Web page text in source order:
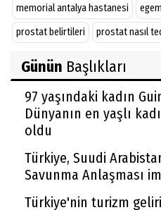
memorial antalya hastanesi
prostat belirtileri
prostat nasıl
Günün Başlıkları
97 yaşındaki kadın
Dünyanın en yaşlı
oldu
Türkiye, Suudi
Savunma Anlaşması
Türkiye'nin turizm